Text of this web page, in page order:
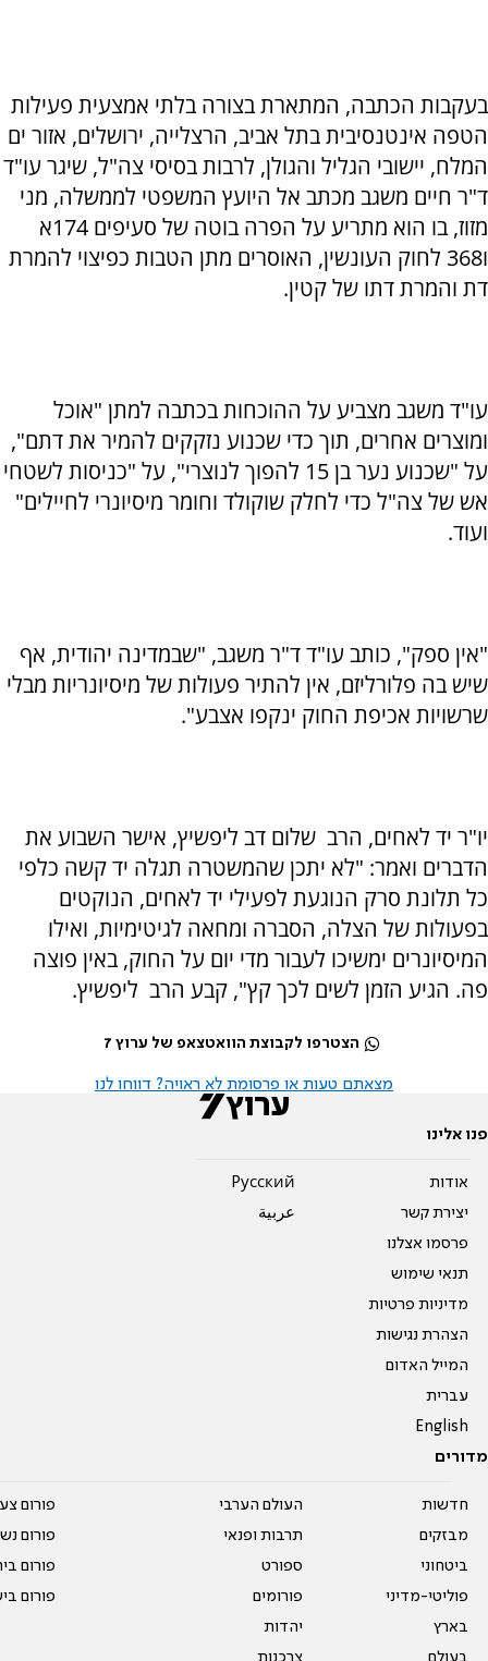
בעקבות הכתבה, המתארת בצורה בלתי אמצעית פעילות
הטפה אינטנסיבית בתל אביב, הרצלייה, ירושלים, אזור ים
המלח, יישובי הגליל והגולן, לרבות בסיסי צה"ל, שיגר עו"ד
ד"ר חיים משגב מכתב אל היועץ המשפטי לממשלה, מני
מזוז, בו הוא מתריע על הפרה בוטה של סעיפים 174א
ו368 לחוק העונשין, האוסרים מתן הטבות כפיצוי להמרת
דת והמרת דתו של קטין.
עו"ד משגב מצביע על ההוכחות בכתבה למתן "אוכל
ומוצרים אחרים, תוך כדי שכנוע נזקקים להמיר את דתם",
על "שכנוע נער בן 15 להפוך לנוצרי", על "כניסות לשטחי
אש של צה"ל כדי לחלק שוקולד וחומר מיסיונרי לחיילים"
ועוד.
"אין ספק", כותב עו"ד ד"ר משגב, "שבמדינה יהודית, אף
שיש בה פלורליזם, אין להתיר פעולות של מיסיונריות מבלי
שרשויות אכיפת החוק ינקפו אצבע".
יו"ר יד לאחים, הרב שלום דב ליפשיץ, אישר השבוע את
הדברים ואמר: "לא יתכן שהמשטרה תגלה יד קשה כלפי
כל תלונת סרק הנוגעת לפעילי יד לאחים, הנוקטים
בפעולות של הצלה, הסברה ומחאה לגיטימיות, ואילו
המיסיונרים ימשיכו לעבור מדי יום על החוק, באין פוצה
פה. הגיע הזמן לשים לכך קץ", קבע הרב ליפשיץ.
הצטרפו לקבוצת הוואטצאפ של ערוץ 7
מצאתם טעות או פרסומת לא ראויה? דווחו לנו
פנו אלינו
אודות
יצירת קשר
פרסמו אצלנו
תנאי שימוש
מדיניות פרטיות
הצהרת נגישות
המייל האדום
עברית
English
Pусский
عربية
מדורים
חדשות
מבזקים
ביטחוני
פוליטי-מדיני
בארץ
העולם הערבי
תרבות ופנאי
ספורט
פורומים
יהדות
פורום
פורום
פורום
פורום